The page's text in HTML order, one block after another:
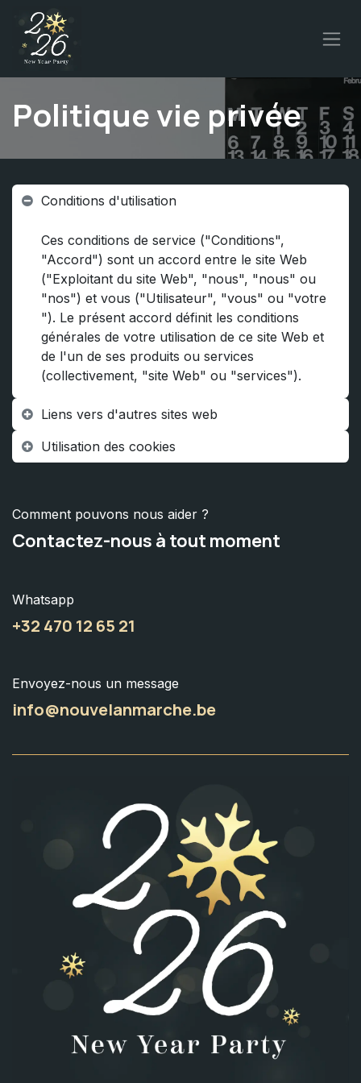
Se rendre au contenu
Politique vie privée
Conditions d'utilisation
Ces conditions de service ("Conditions",
"Accord") sont un accord entre le site Web
("Exploitant du site Web", "nous", "nous" ou
"nos") et vous ("Utilisateur", "vous" ou "votre
"). Le présent accord définit les conditions
générales de votre utilisation de ce site Web et
de l'un de ses produits ou services
(collectivement, "site Web" ou "services").
Liens vers d'autres sites web
Utilisation des cookies
Comment pouvons nous aider ?
Contactez-nous à tout moment
Envoyez-nous un message
info@nouvelanmarche.be
Whatsapp
+32 470 12 65 21